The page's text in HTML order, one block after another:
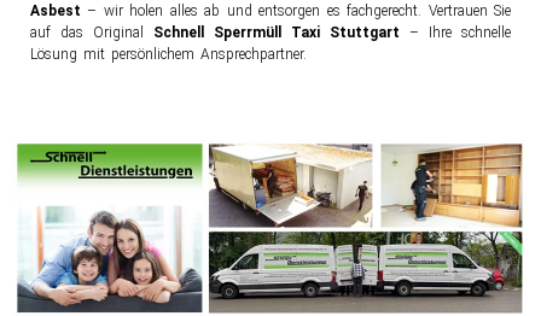
Asbest – wir holen alles ab und entsorgen es fachgerecht. Vertrauen Sie
auf das Original Schnell Sperrmüll Taxi Stuttgart – Ihre schnelle
Lösung mit persönlichem Ansprechpartner.